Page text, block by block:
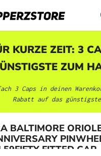
KURZE ZEIT: 3
ZUM
3 Caps in deinen
Rabatt auf das günstigste
BALTIMORE
59FIFTY FITTED CAP